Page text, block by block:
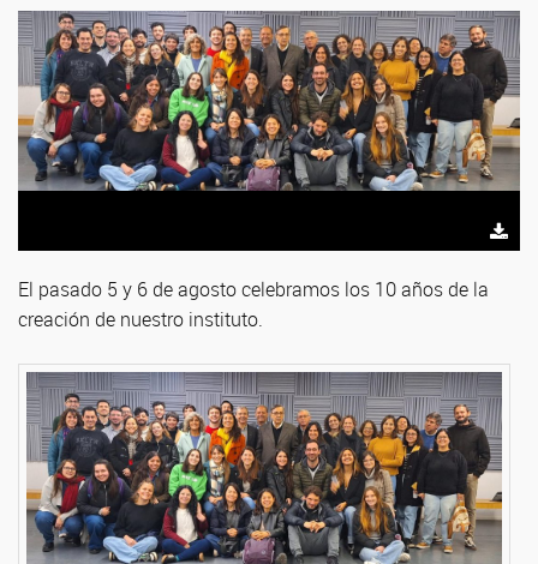
El pasado 5 y 6 de agosto celebramos los 10 años de la
creación de nuestro instituto.